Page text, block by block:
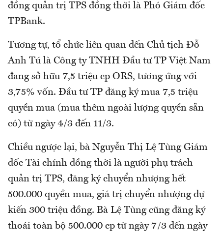
đồng quản trị TPS đồng thời là Phó Giám đốc
TPBank.
Tương tự, tổ chức liên quan đến Chủ tịch Đỗ
Anh Tú là Công ty TNHH Đầu tư TP Việt Nam
đang sở hữu 7,5 triệu cp ORS, tương ứng với
3,75% vốn. Đầu tư TP đăng ký mua 7,5 triệu
quyền mua (mua thêm ngoài lượng quyền sẵn
có) từ ngày 4/3 đến 11/3.
Chiều ngược lại, bà Nguyễn Thị Lệ Tùng Giám
đốc Tài chính đồng thời là người phụ trách
quản trị TPS, đăng ký chuyển nhượng hết
500.000 quyền mua, giá trị chuyển nhượng dự
kiến 300 triệu đồng. Bà Lệ Tùng cũng đăng ký
thoái toàn bộ 500.000 cp từ ngày 7/3 đến ngày